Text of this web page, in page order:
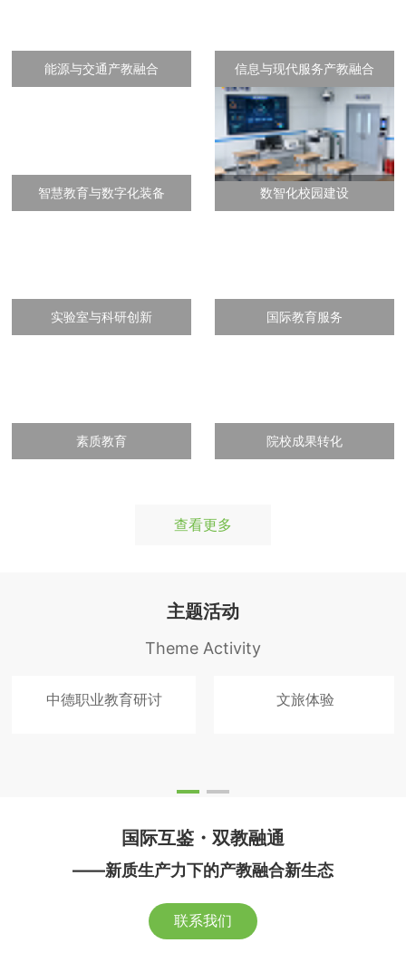
能源与交通产教融合 信息与现代服务产教融合
智慧教育与数字化装备 数智化校园建设
实验室与科研创新 国际教育服务
素质教育 院校成果转化
查看更多
主题活动
Theme Activity
中德职业教育研讨 文旅体验
国际互鉴・双教融通
——新质生产力下的产教融合新生态
联系我们